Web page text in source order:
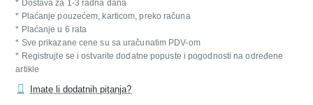
* Dostava za 1-3 radna dana
* Plaćanje pouzećem, karticom, preko računa
* Plaćanje u 6 rata
* Sve prikazane cene su sa uračunatim PDV-om
* Registrujte se i ostvarite dodatne popuste i pogodnosti na određene
artikle
Imate li dodatnih pitanja?